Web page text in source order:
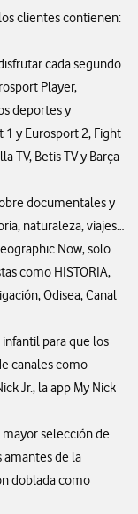
clientes contienen:
cada segundo
Player,
deportes y
y Eurosport 2, Fight
TV, Betis TV y Barça
documentales y
naturaleza, viajes…
Now, solo
como HISTORIA,
Odisea, Canal
para que los
canales como
Jr., la app My Nick
selección de
amantes de la
doblada como